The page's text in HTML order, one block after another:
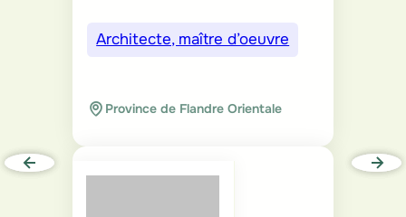
Architecte, maître d’oeuvre
Province de Flandre Orientale